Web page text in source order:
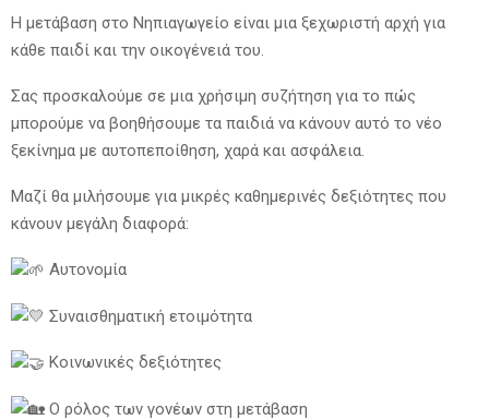
Η μετάβαση στο Νηπιαγωγείο είναι μια ξεχωριστή αρχή για
κάθε παιδί και την οικογένειά του.
Σας προσκαλούμε σε μια χρήσιμη συζήτηση για το πώς
μπορούμε να βοηθήσουμε τα παιδιά να κάνουν αυτό το νέο
ξεκίνημα με αυτοπεποίθηση, χαρά και ασφάλεια.
Μαζί θα μιλήσουμε για μικρές καθημερινές δεξιότητες που
κάνουν μεγάλη διαφορά:
Αυτονομία
Συναισθηματική ετοιμότητα
Κοινωνικές δεξιότητες
Ο ρόλος των γονέων στη μετάβαση